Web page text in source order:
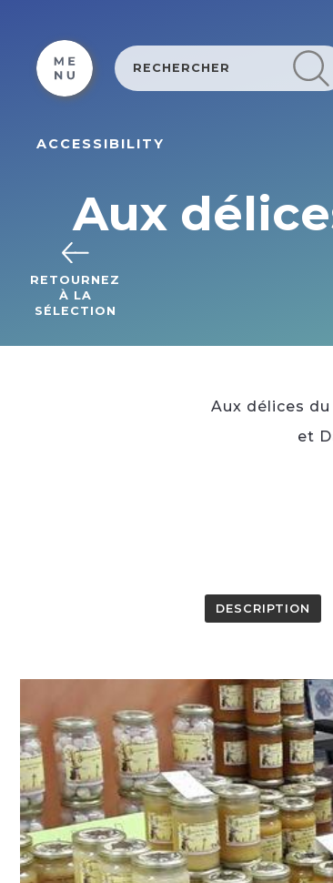
ACCESSIBILITY
RETOURNEZ
À LA
SÉLECTION
Aux
Aux délices
et
DESCRIPTION